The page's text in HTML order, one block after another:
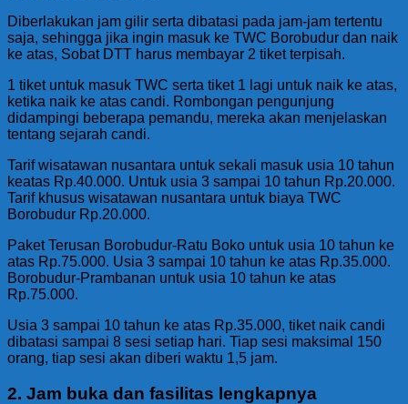
Diberlakukan jam gilir serta dibatasi pada jam-jam tertentu
saja, sehingga jika ingin masuk ke TWC Borobudur dan naik
ke atas, Sobat DTT harus membayar 2 tiket terpisah.
1 tiket untuk masuk TWC serta tiket 1 lagi untuk naik ke atas,
ketika naik ke atas candi. Rombongan pengunjung
didampingi beberapa pemandu, mereka akan menjelaskan
tentang sejarah candi.
Tarif wisatawan nusantara untuk sekali masuk usia 10 tahun
keatas Rp.40.000. Untuk usia 3 sampai 10 tahun Rp.20.000.
Tarif khusus wisatawan nusantara untuk biaya TWC
Borobudur Rp.20.000.
Paket Terusan Borobudur-Ratu Boko untuk usia 10 tahun ke
atas Rp.75.000. Usia 3 sampai 10 tahun ke atas Rp.35.000.
Borobudur-Prambanan untuk usia 10 tahun ke atas
Rp.75.000.
Usia 3 sampai 10 tahun ke atas Rp.35.000, tiket naik candi
dibatasi sampai 8 sesi setiap hari. Tiap sesi maksimal 150
orang, tiap sesi akan diberi waktu 1,5 jam.
2. Jam buka dan fasilitas lengkapnya